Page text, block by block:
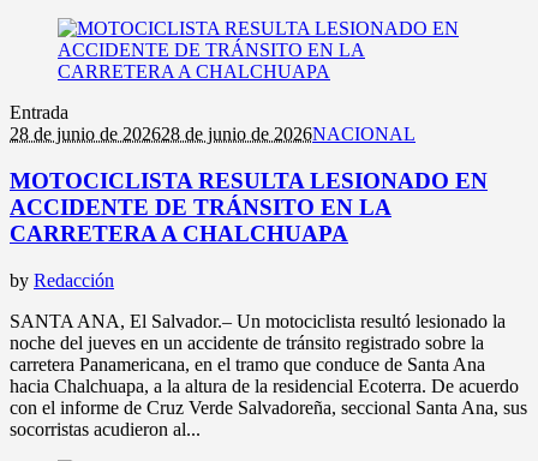
Entrada
28 de junio de 202628 de junio de 2026NACIONAL
MOTOCICLISTA RESULTA LESIONADO EN
ACCIDENTE DE TRÁNSITO EN LA
CARRETERA A CHALCHUAPA
by Redacción
SANTA ANA, El Salvador.– Un motociclista resultó lesionado la
noche del jueves en un accidente de tránsito registrado sobre la
carretera Panamericana, en el tramo que conduce de Santa Ana
hacia Chalchuapa, a la altura de la residencial Ecoterra. De acuerdo
con el informe de Cruz Verde Salvadoreña, seccional Santa Ana, sus
socorristas acudieron al...